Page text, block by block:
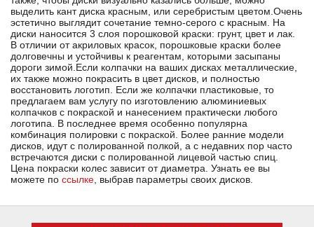
выделить кант диска красным, или серебристым цветом.Очень
эстетично выглядит сочетание темно-серого с красным. На
диски наносится 3 слоя порошковой краски: грунт, цвет и лак.
В отличии от акриловых красок, порошковые краски более
долговечны и устойчивы к реагентам, которыми засыпаны
дороги зимой.Если колпачки на ваших дисках металлические,
их также можно покрасить в цвет дисков, и полностью
восстановить логотип. Если же колпачки пластиковые, то
предлагаем вам услугу по изготовлению алюминиевых
колпачков с покраской и нанесением практически любого
логотипа. В последнее время особенно популярна
комбинация полировки с покраской. Более ранние модели
дисков, идут с полированной полкой, а с недавних пор часто
встречаются диски с полированной лицевой частью спиц.
Цена покраски колес зависит от диаметра. Узнать ее вы
можете по ссылке, выбрав параметры своих дисков.